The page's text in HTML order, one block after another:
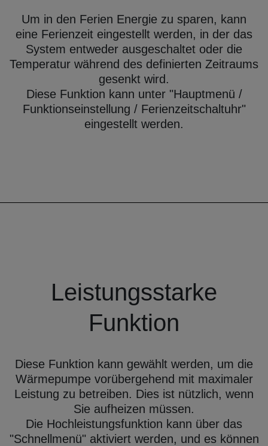
Um in den Ferien Energie zu sparen, kann
eine Ferienzeit eingestellt werden, in der das
System entweder ausgeschaltet oder die
Temperatur während des definierten Zeitraums
gesenkt wird.
Diese Funktion kann unter "Hauptmenü /
Funktionseinstellung / Ferienzeitschaltuhr"
eingestellt werden.
Leistungsstarke
Funktion
Diese Funktion kann gewählt werden, um die
Wärmepumpe vorübergehend mit maximaler
Leistung zu betreiben. Dies ist nützlich, wenn
Sie aufheizen müssen.
Die Hochleistungsfunktion kann über das
"Schnellmenü" aktiviert werden, und es können